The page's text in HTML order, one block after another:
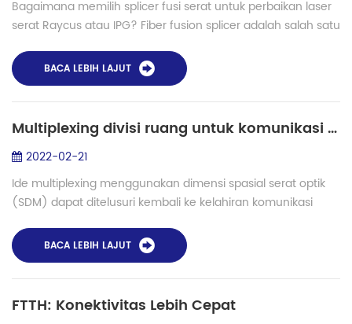
Bagaimana memilih splicer fusi serat untuk perbaikan laser
serat Raycus atau IPG? Fiber fusion splicer adalah salah satu
rusak, kita membutuh...
BACA LEBIH LAJUT
Multiplexing divisi ruang untuk komunikasi dan aplikasi serat optik di masa depan
2022-02-21
Ide multiplexing menggunakan dimensi spasial serat optik
(SDM) dapat ditelusuri kembali ke kelahiran komunikasi
transmisi WDM berdasarkan serat op...
BACA LEBIH LAJUT
FTTH: Konektivitas Lebih Cepat